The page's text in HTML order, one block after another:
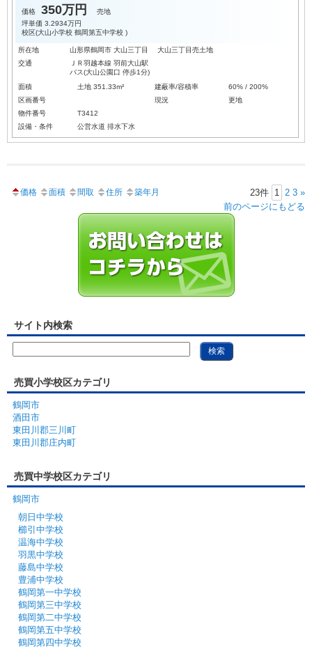
価格 350万円
売地
坪単価 3.2934万円
校区(大山小学校 鶴岡第五中学校 )
所在地
山形県鶴岡市 大山三丁目 大山三丁目売土地
交通
ＪＲ羽越本線 羽前大山駅
バス(大山公園口 停歩1分)
面積
土地 351.33m² 建蔽率/容積率
60% / 200%
区画番号
現況
更地
物件番号
T3412
設備・条件
公営水道 排水下水
価格 面積 間取 住所 築年月 23件 1 2 3 »
前のページにもどる
サイト内検索
売買小学校区カテゴリ
鶴岡市
酒田市
東田川郡三川町
東田川郡庄内町
売買中学校区カテゴリ
鶴岡市
朝日中学校
櫛引中学校
温海中学校
羽黒中学校
藤島中学校
豊浦中学校
鶴岡第一中学校
鶴岡第三中学校
鶴岡第二中学校
鶴岡第五中学校
鶴岡第四中学校